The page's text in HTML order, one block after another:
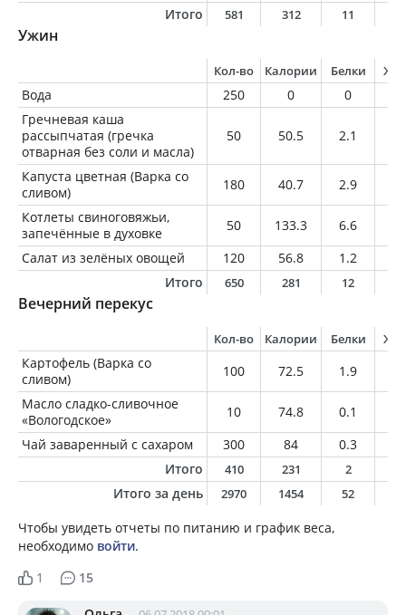
Итого
581 312 11
Ужин
Кол-во Калории Белки
Вода 250 0 0
Гречневая каша
рассыпчатая (гречка
отварная без соли и масла)
50 50.5 2.1
Капуста цветная (Варка со
сливом)
180 40.7 2.9
Котлеты свиноговяжьи,
запечённые в духовке
50 133.3 6.6
Салат из зелёных овощей
120 56.8 1.2
Итого
650 281 12
Вечерний перекус
Кол-во Калории Белки
Картофель (Варка со
сливом)
100 72.5 1.9
Масло сладко-сливочное
«Вологодское»
10 74.8 0.1
Чай заваренный с сахаром
300 84 0.3
Итого
410 231 2
Итого за день 2970 1454 52
Чтобы увидеть отчеты по питанию и график веса,
необходимо войти.
1
15